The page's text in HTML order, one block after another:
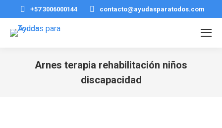
+57 3006000144 contacto@ayudasparatodos.com
Arnes terapia rehabilitación niños
discapacidad